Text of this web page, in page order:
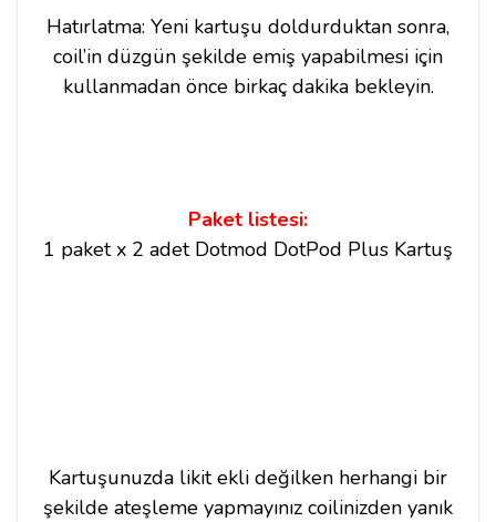
Hatırlatma: Yeni kartuşu doldurduktan sonra,
coil’in düzgün şekilde emiş yapabilmesi için
kullanmadan önce birkaç dakika bekleyin.
Paket listesi:
1 paket x 2 adet Dotmod DotPod Plus Kartuş
Kartuşunuzda likit ekli değilken herhangi bir
şekilde ateşleme yapmayınız coilinizden yanık